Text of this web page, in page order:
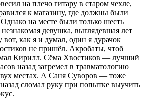
на плечо гитару в старом чехле,
к магазину, где должны были
Однако на месте были только шесть
девушка, выглядевшая лет
вот, как я и думал, один я дурачок
не пришёл. Акробаты, чтоб
Кирилл. Сёма Хвостиков — лучший
назад загремел в травматологию
местах. А Саня Суворов — тоже
сломал руку при попытке выучить